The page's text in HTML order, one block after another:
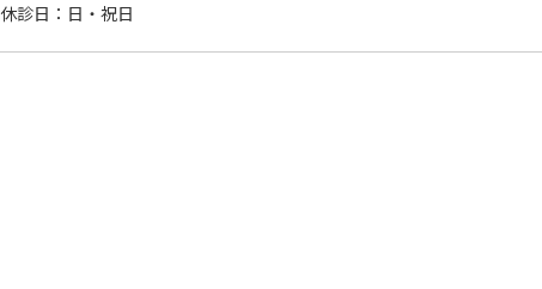
休診日： 日・祝日